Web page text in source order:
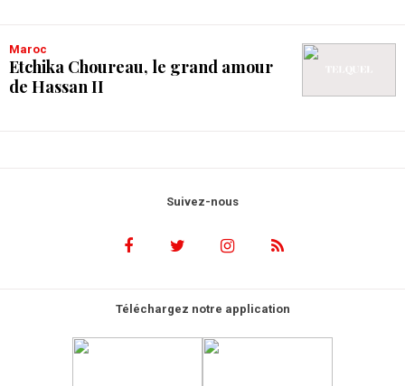
Maroc
Etchika Choureau, le grand amour
de Hassan II
Suivez-nous
Téléchargez notre application